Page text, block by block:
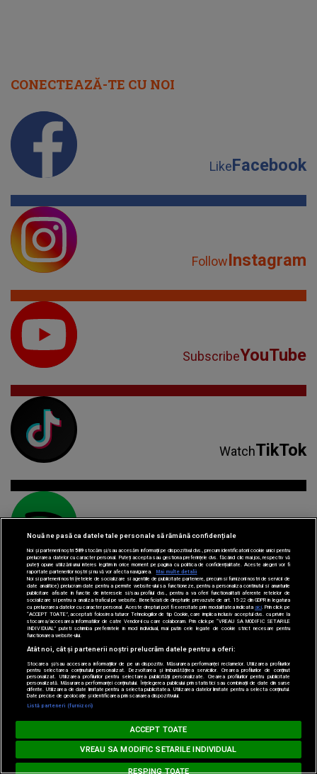
CONECTEAZĂ-TE CU NOI
LikeFacebook
FollowInstagram
SubscribeYouTube
WatchTikTok
ListenSpotify
Loading... MUSIC NON STOP
#hitperepeat
Nouă ne pasă ca datele tale personale să rămână confidențiale
Noi și partenerii noștri589stocăm și/sau accesăm informații pe dispozitivul dvs., precum identificatorii cookie unici pentru
prelucrarea datelor cu caracter personal. Puteți accepta sau gestiona preferințele dvs. făcând clic mai jos, respectiv vă
puteți opune utilizării unui interes legitim în orice moment pe pagina cu politica de confidențialitate. Aceste alegeri vor fi
raportate partenerilor noștri și nu vă vor afecta navigarea.
Mai multe detalii
Noi si partenerii nostri (retelele de socializare si agentiile de publicitate partenere, precum si furnizorii nostri de servicii de
date analitice) prelucram date pentru a permite website-ului sa functioneze, pentru a personaliza continutul si anunturile
publicitare afisate in functie de interesele si/sau profilul dvs., pentru a va oferi functionalitati aferente retelelor de
socializare si pentru a analiza traficul pe website. Beneficiati de drepturile prevazute de art. 15-22 din GDPR in legatura
cu prelucrarea datelor cu caracter personal. Aceste drepturi pot fi exercitate prin modalitatea indicataaici . Prin click pe
“ACCEPT TOATE”, acceptati folosirea tuturor Tehnologiilor de tip Cookie, care implica inclusiv acceptul dvs. cu privire la
stocarea/accesarea informatiilor de catre Vendor-ii cu care colaboram. Prin click pe “VREAU SA MODIFIC SETARILE
INDIVIDUAL” puteti schimba preferintele in mod individual, mai putin cele legate de cookie strict necesare pentru
functionarea website-ului.
Atât noi, cât și partenerii noștri prelucrăm datele pentru a oferi:
Stocarea și/sau accesarea informațiilor de pe un dispozitiv. Măsurarea performanței reclamelor. Utilizarea profilurilor
pentru selectarea conținutului personalizat. Dezvoltarea și îmbunătățirea serviciilor. Crearea profilurilor de conținut
personalizat. Utilizarea profilurilor pentru selectarea publicității personalizate. Crearea profilurilor pentru publicitate
personalizată. Măsurarea performanței conținutului. Înțelegerea publicului prin statistici sau combinații de date din surse
diferite. Utilizarea de date limitate pentru a selecta publicitatea. Utilizarea datelor limitate pentru a selecta conținutul.
Date precise de geolocație și identificarea prin scanarea dispozitivului.
Listă parteneri (furnizori)
ACCEPT TOATE
RESPING TOATE
VREAU SA MODIFIC SETARILE INDIVIDUAL